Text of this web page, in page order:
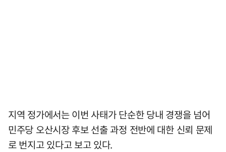
지역 정가에서는 이번 사태가 단순한 당내 경쟁을 넘어
민주당 오산시장 후보 선출 과정 전반에 대한 신뢰 문제
로 번지고 있다고 보고 있다.